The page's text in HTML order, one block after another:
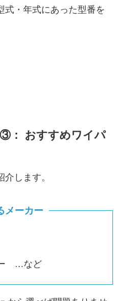
式・年式にあった型番を
： おすすめワイパ
します。
メーカー
ー …など